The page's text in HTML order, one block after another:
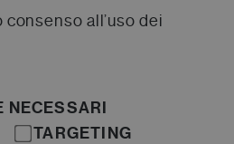
consenso all’uso dei
NECESSARI
TARGETING